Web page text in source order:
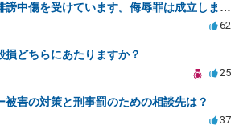
ツイッターで誹謗中傷を受けています。侮辱罪は成立しますか？
62
損どちらにあたりますか？
25
被害の対策と刑事罰のための相談先は？
37